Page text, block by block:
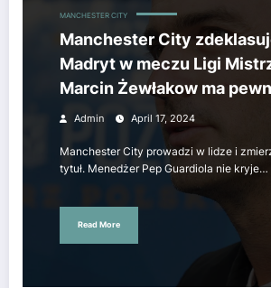
MANCHESTER CITY
Manchester City
Madryt w meczu Ligi
Marcin Żewłakow ma
typuje były polski
Admin April 17, 2024
Manchester City prowadzi w lidze i
tytuł. Menedżer Pep Guardiola nie kryje…
Read More